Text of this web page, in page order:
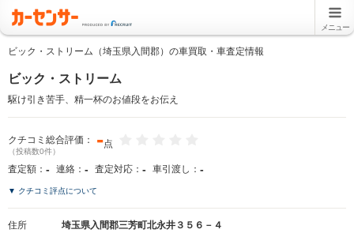
メニュー
ビック・ストリーム（埼玉県入間郡）の車買取・車査定情報
ビック・ストリーム
駆け引き苦手、精一杯のお値段をお伝え
クチコミ総合評価： -点
（投稿数0件）
査定額： - 連絡： - 査定対応： - 車引渡し： -
▼ クチコミ評点について
住所
埼玉県入間郡三芳町北永井３５６－４